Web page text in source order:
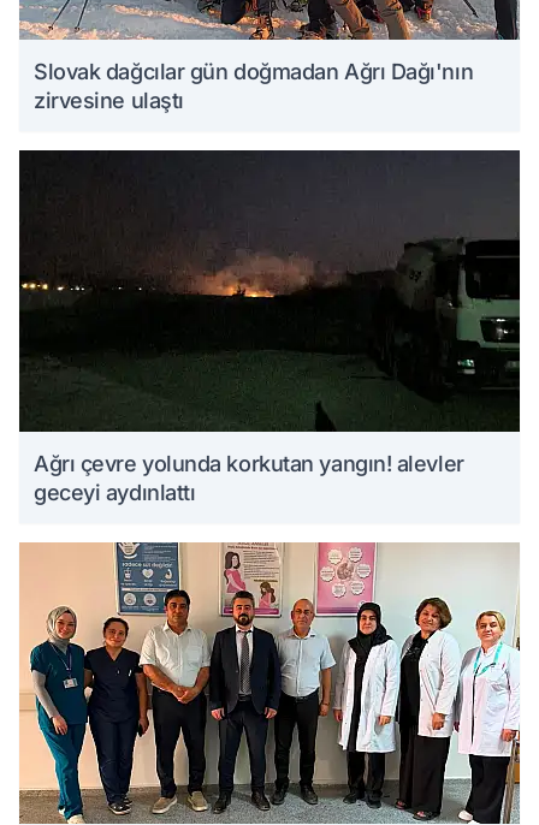
Slovak dağcılar gün doğmadan Ağrı Dağı'nın
zirvesine ulaştı
Ağrı çevre yolunda korkutan yangın! alevler
geceyi aydınlattı